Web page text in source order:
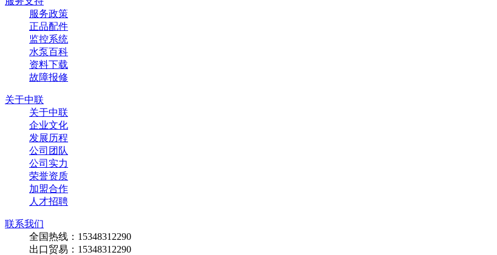
服务政策
正品配件
监控系统
水泵百科
资料下载
故障报修
关于中联
关于中联
企业文化
发展历程
公司团队
公司实力
荣誉资质
加盟合作
人才招聘
联系我们
全国热线：15348312290
出口贸易：15348312290